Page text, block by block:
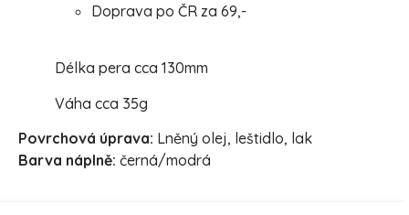
Doprava po ČR za 69,-
Délka pera cca 130mm
Váha cca 35g
Povrchová úprava: Lněný olej, leštidlo, lak
Barva náplně: černá/modrá